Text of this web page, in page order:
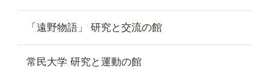
「遠野物語」 研究と交流の館
常民大学 研究と運動の館